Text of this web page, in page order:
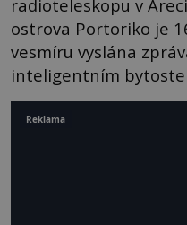
radioteleskopu v
ostrova Portoriko je
vesmíru vyslána
inteligentním
Reklama